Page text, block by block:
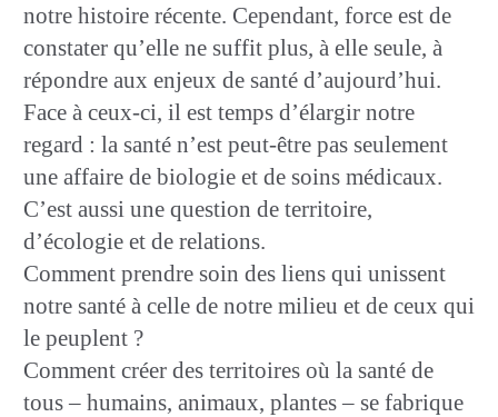
notre histoire récente. Cependant, force est de
constater qu’elle ne suffit plus, à elle seule, à
répondre aux enjeux de santé d’aujourd’hui.
Face à ceux-ci, il est temps d’élargir notre
regard : la santé n’est peut-être pas seulement
une affaire de biologie et de soins médicaux.
C’est aussi une question de territoire,
d’écologie et de relations.
Comment prendre soin des liens qui unissent
notre santé à celle de notre milieu et de ceux qui
le peuplent ?
Comment créer des territoires où la santé de
tous – humains, animaux, plantes – se fabrique